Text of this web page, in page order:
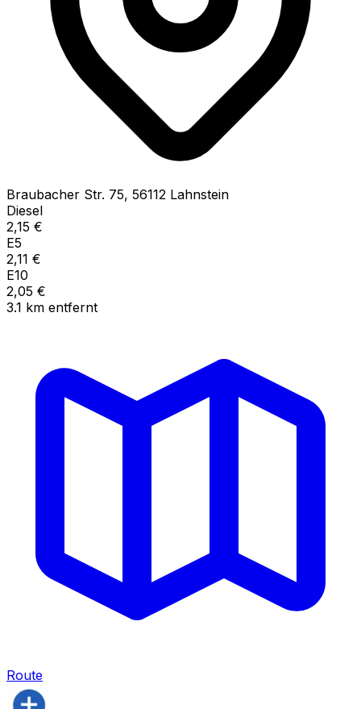
Braubacher Str. 75, 56112 Lahnstein
Diesel
2,15 €
E5
2,11 €
E10
2,05 €
3.1 km entfernt
Route